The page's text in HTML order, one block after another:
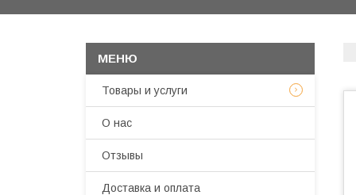
Товары и услуги
О нас
Отзывы
Доставка и оплата